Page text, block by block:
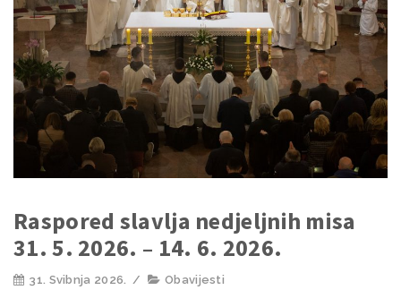
Raspored slavlja nedjeljnih misa
31. 5. 2026. – 14. 6. 2026.
31. Svibnja 2026. / Obavijesti